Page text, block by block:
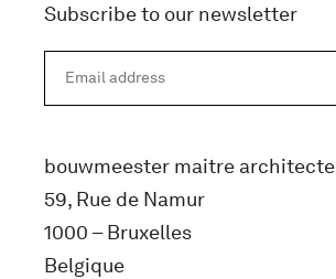
Subscribe to our newsletter
bouwmeester maitre architecte
59, Rue de Namur
1000 – Bruxelles
Belgique